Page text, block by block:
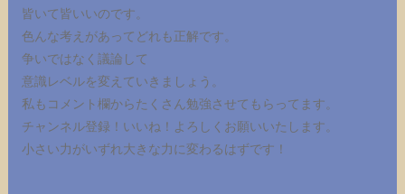
皆いて皆いいのです。
色んな考えがあってどれも正解です。
争いではなく議論して
意識レベルを変えていきましょう。
私もコメント欄からたくさん勉強させてもらってます。
チャンネル登録！いいね！よろしくお願いいたします。
小さい力がいずれ大きな力に変わるはずです！